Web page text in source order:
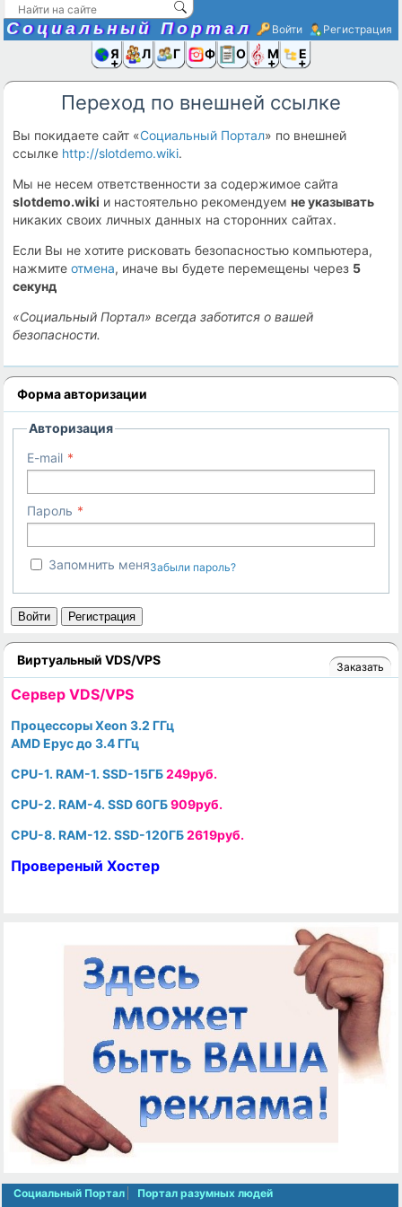
Социальный Портал Войти Регистрация
Я иЛюди
Группы
Фото Ещё
Переход по внешней ссылке
Вы покидаете сайт «Социальный Портал» по внешней
ссылке http://slotdemo.wiki.
Мы не несем ответственности за содержимое сайта
slotdemo.wiki и настоятельно рекомендуемне указывать
никаких своих личных данных на сторонних сайтах.
Если Вы не хотите рисковать безопасностью компьютера,
нажмитеотмена, иначе вы будете перемещены через 5
секунд
«Социальный Портал» всегда заботится о вашей
безопасности.
Форма авторизации
Авторизация
E-mail
Пароль
Запомнить меняЗабыли пароль?
Войти Регистрация
Виртуальный VDS/VPS Заказать
Cервер VDS/VPS
Процессоры Xeon 3.2 ГГц
AMD Epyc до 3.4 ГГц
CPU-1. RAM-1. SSD-15ГБ249руб.
CPU-2. RAM-4. SSD 60ГБ909руб.
CPU-8. RAM-12. SSD-120ГБ2619руб.
Провереный Хостер
Социальный Портал Портал разумных людей